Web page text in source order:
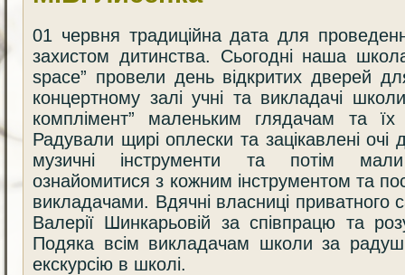
01 червня традиційна дата для
захистом дитинства. Сьогодні наша
space” провели день відкритих дверей
концертному залі учні та викладачі
комплімент” маленьким глядачам та
Радували щирі оплески та зацікавлені очі
музичні інструменти та потім
ознайомитися з кожним інструментом та
викладачами. Вдячні власниці приватного
Валерії Шинкарьовій за співпрацю та
Подяка всім викладачам школи за
екскурсію в школі.